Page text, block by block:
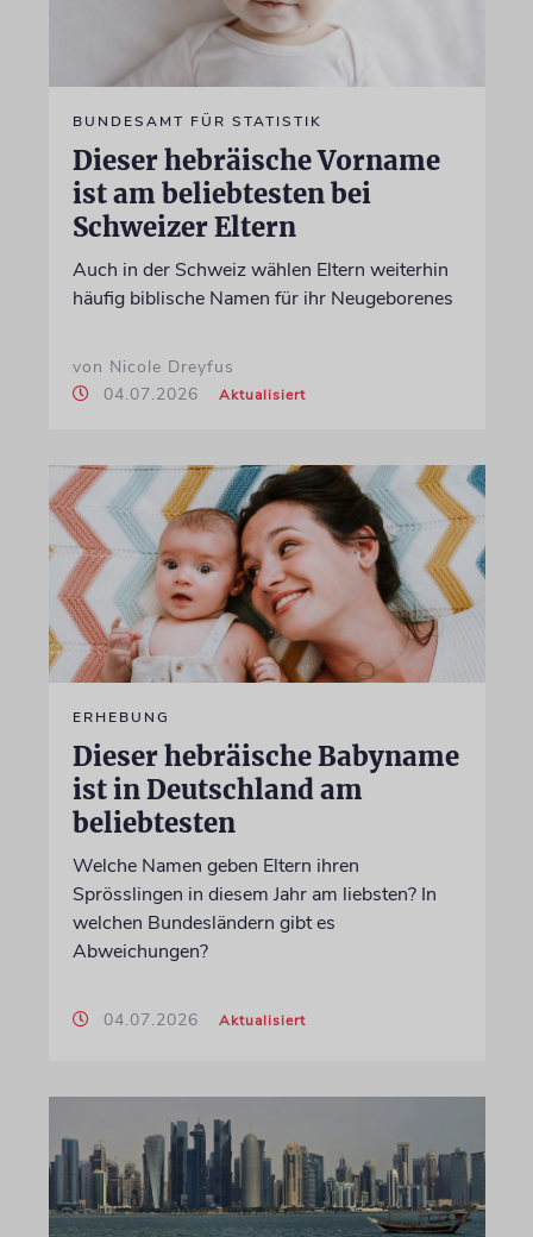
BUNDESAMT FÜR STATISTIK
Dieser hebräische Vorname
ist am beliebtesten bei
Schweizer Eltern
Auch in der Schweiz wählen Eltern weiterhin
häufig biblische Namen für ihr Neugeborenes
von Nicole Dreyfus
04.07.2026
Aktualisiert
ERHEBUNG
Dieser hebräische Babyname
ist in Deutschland am
beliebtesten
Welche Namen geben Eltern ihren
Sprösslingen in diesem Jahr am liebsten? In
welchen Bundesländern gibt es
Abweichungen?
04.07.2026 Aktualisiert